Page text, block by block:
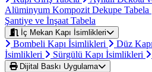
Alüminyum Kompozit Dekupe Tabela
Şantiye ve İnşaat Tabela
İç Mekan Kapı İsimlikleri
Bombeli Kapı İsimlikleri Düz
İsimlikleri
Sürgülü Kapı İsimlikleri
Dijital Baskı Uygulama